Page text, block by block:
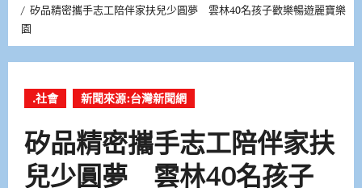
矽品精密攜手志工陪伴家扶兒少圓夢 雲林40名孩子歡樂暢遊麗寶樂
園
.社會 新聞來源:台灣新聞網
矽品精密攜手志工陪伴家扶
兒少圓夢 雲林40名孩子